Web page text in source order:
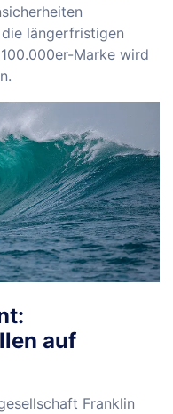
längerfristigen
Marke wird
auf
Franklin